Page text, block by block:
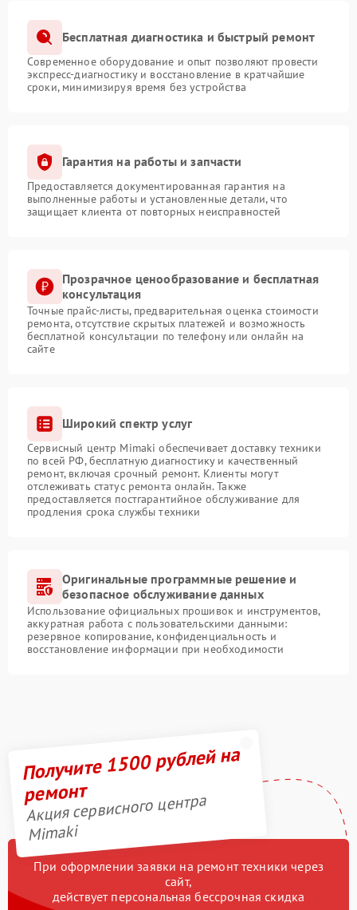
Бесплатная диагностика и быстрый ремонт
Современное оборудование и опыт позволяют провести
экспресс-диагностику и восстановление в кратчайшие
сроки, минимизируя время без устройства
Гарантия на работы и запчасти
Предоставляется документированная гарантия на
выполненные работы и установленные детали, что
защищает клиента от повторных неисправностей
Прозрачное ценообразование и бесплатная
консультация
Точные прайс-листы, предварительная оценка стоимости
ремонта, отсутствие скрытых платежей и возможность
бесплатной консультации по телефону или онлайн на
сайте
Широкий спектр услуг
Сервисный центр Mimaki обеспечивает доставку техники
по всей РФ, бесплатную диагностику и качественный
ремонт, включая срочный ремонт. Клиенты могут
отслеживать статус ремонта онлайн. Также
предоставляется постгарантийное обслуживание для
продления срока службы техники
Оригинальные программные решение и
безопасное обслуживание данных
Использование официальных прошивок и инструментов,
аккуратная работа с пользовательскими данными:
резервное копирование, конфиденциальность и
восстановление информации при необходимости
Получите 1500 рублей на
ремонт
Акция сервисного центра
Mimaki
При оформлении заявки на ремонт техники через
сайт,
действует персональная бессрочная скидка